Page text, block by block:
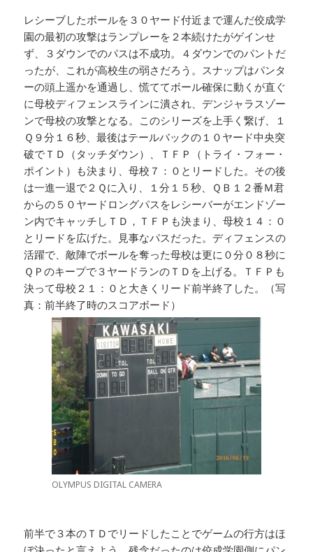
レシーブしたボールを３０ヤード付近まで運んだ佼成学
園の最初の攻撃はランプレーを２本続けたがゲインせ
ず、３ダウンでのパスは不成功。４ダウンでのパントだ
ったが、これが高校生の弱さだろう。スナップはパンタ
ーの頭上遥かを通過し、慌ててボール確保に動くが直ぐ
に母校ディフェンスラインに潰され、デンジャラスゾー
ンで母校の攻撃となる。このシリーズを上手く繋げ、１
Ｑ９分１６秒、最後はテールバックの１０ヤード中央突
破でＴＤ（タッチダウン）、ＴＦＰ（トライ・フォー・
ポイント）も決まり、母校７：０とリードした。その後
は一進一退で２Ｑに入り、１分１５秒、ＱＢ１２番Ｍ君
からの５０ヤードロングパスをレシーバーがエンドゾー
ン内でキャッチしＴＤ，ＴＦＰも決まり、母校１４：０
とリードを広げた。見事なパスだった。ディフェンスの
活躍で、敵陣でボールを奪った母校は更に０分０８秒に
ＱＰのキープで３ヤードランのＴＤを上げる。ＴＦＰも
決って母校２１：０と大きくリード前半終了した。（写
真：前半終了時のスコアボード）
OLYMPUS DIGITAL CAMERA
前半で３本のＴＤでリードしたことでゲームの行方はほ